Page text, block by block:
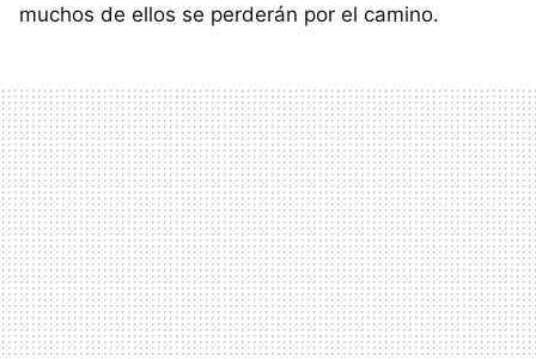
muchos de ellos se perderán por el camino.